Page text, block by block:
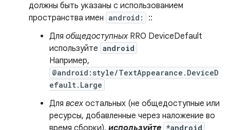
должны быть указаны с использованием
пространства имен android:
::
Для общедоступных RRO DeviceDefault
используйте android
Например,
@android:style/TextAppearance.DeviceD
efault.Large
Для всех остальных (не общедоступные или
ресурсы, добавленные через наложение во
время сборки), используйте *android